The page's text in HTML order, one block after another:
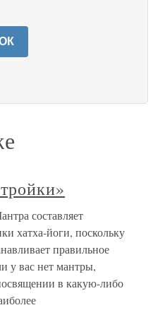
составляет
хатха-йоги, поскольку
правильное
у вас нет мантры,
в какую-либо